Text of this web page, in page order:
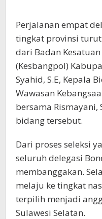
Perjalanan empat
tingkat provinsi
dari Badan
(Kesbangpol)
Syahid, S.E, Kepala
Wawasan
bersama Rismayani,
bidang tersebut.
Dari proses seleksi
seluruh delegasi
membanggakan.
melaju ke tingkat
terpilih menjadi
Sulawesi Selatan.